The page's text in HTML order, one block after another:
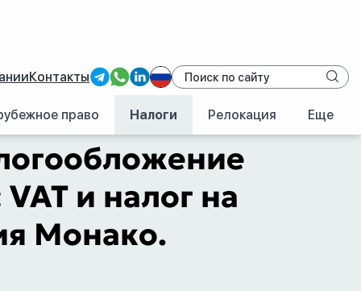
Контакты
право Налоги Релокация Еще
физлиц: VAT и налог на прибыль
и налог на
Монако.